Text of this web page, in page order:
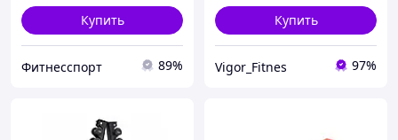
Купить
Фитнесспорт 89%
Купить
Vigor_Fitnes 97%